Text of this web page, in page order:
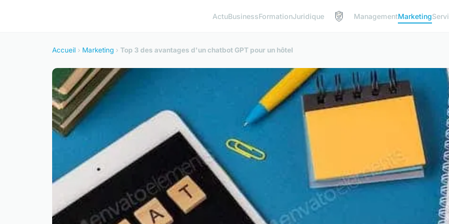
ActuBusinessFormationJuridique ManagementMarketing
Accueil › Marketing › Top 3 des avantages d'un chatbot GPT pour un hôtel